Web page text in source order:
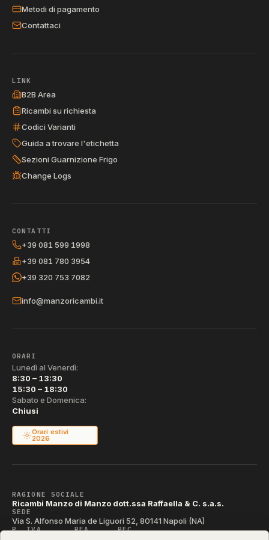
Metodi di pagamento
Contattaci
LINK
B2B Area
Ricambi su richiesta
Codici Varianti
Guida a trovare l'etichetta
Sezioni Guarnizione Frigo
Change Logs
CONTATTI
+39 081 599 1998
+39 081 780 3954
+39 320 753 7082
info@manzoricambi.it
ORARI
Lunedì al Venerdì:
8:30 – 13:30
15:30 – 18:30
Sabato e Domenica:
Chiusi
Orari estivi
2026
RAGIONE SOCIALE
Ricambi Manzo di Manzo dott.ssa Raffaella & C. s.a.s.
SEDE
Via S. Alfonso Maria de Liguori 52, 80141 Napoli (NA)
P. IVA REA PEC